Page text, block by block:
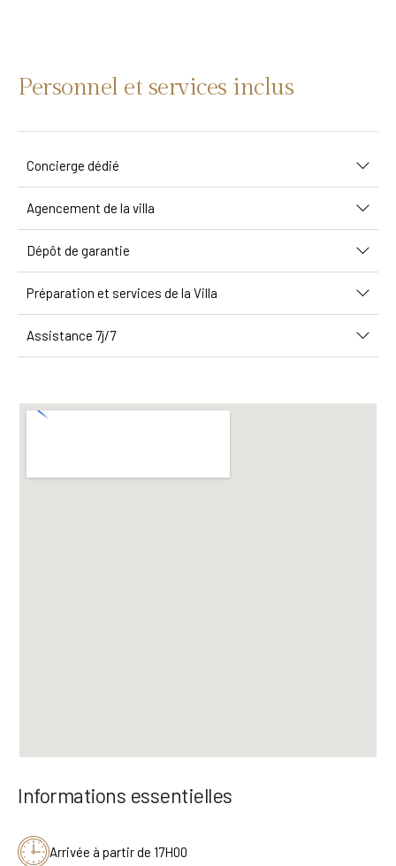
Personnel et services inclus
Concierge dédié
Agencement de la villa
Dépôt de garantie
Préparation et services de la Villa
Assistance 7j/7
Informations essentielles
Arrivée à partir de 17H00